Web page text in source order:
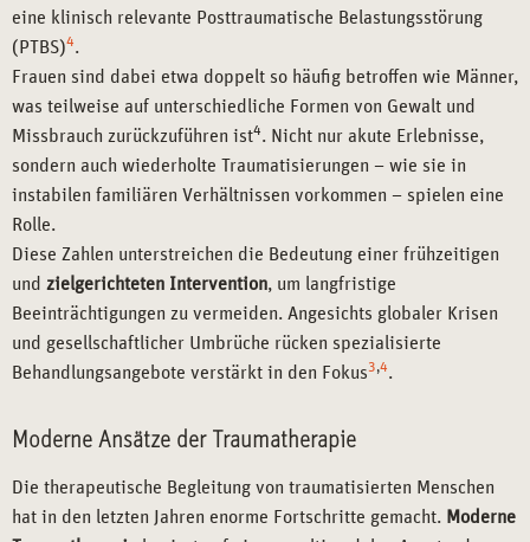
eine klinisch relevante Posttraumatische Belastungsstörung
(PTBS)4.
Frauen sind dabei etwa doppelt so häufig betroffen wie Männer,
was teilweise auf unterschiedliche Formen von Gewalt und
Missbrauch zurückzuführen ist4. Nicht nur akute Erlebnisse,
sondern auch wiederholte Traumatisierungen – wie sie in
instabilen familiären Verhältnissen vorkommen – spielen eine
Rolle.
Diese Zahlen unterstreichen die Bedeutung einer frühzeitigen
und zielgerichteten Intervention, um langfristige
Beeinträchtigungen zu vermeiden. Angesichts globaler Krisen
und gesellschaftlicher Umbrüche rücken spezialisierte
Behandlungsangebote verstärkt in den Fokus3,4.
Moderne Ansätze der Traumatherapie
Die therapeutische Begleitung von traumatisierten Menschen
hat in den letzten Jahren enorme Fortschritte gemacht. Moderne